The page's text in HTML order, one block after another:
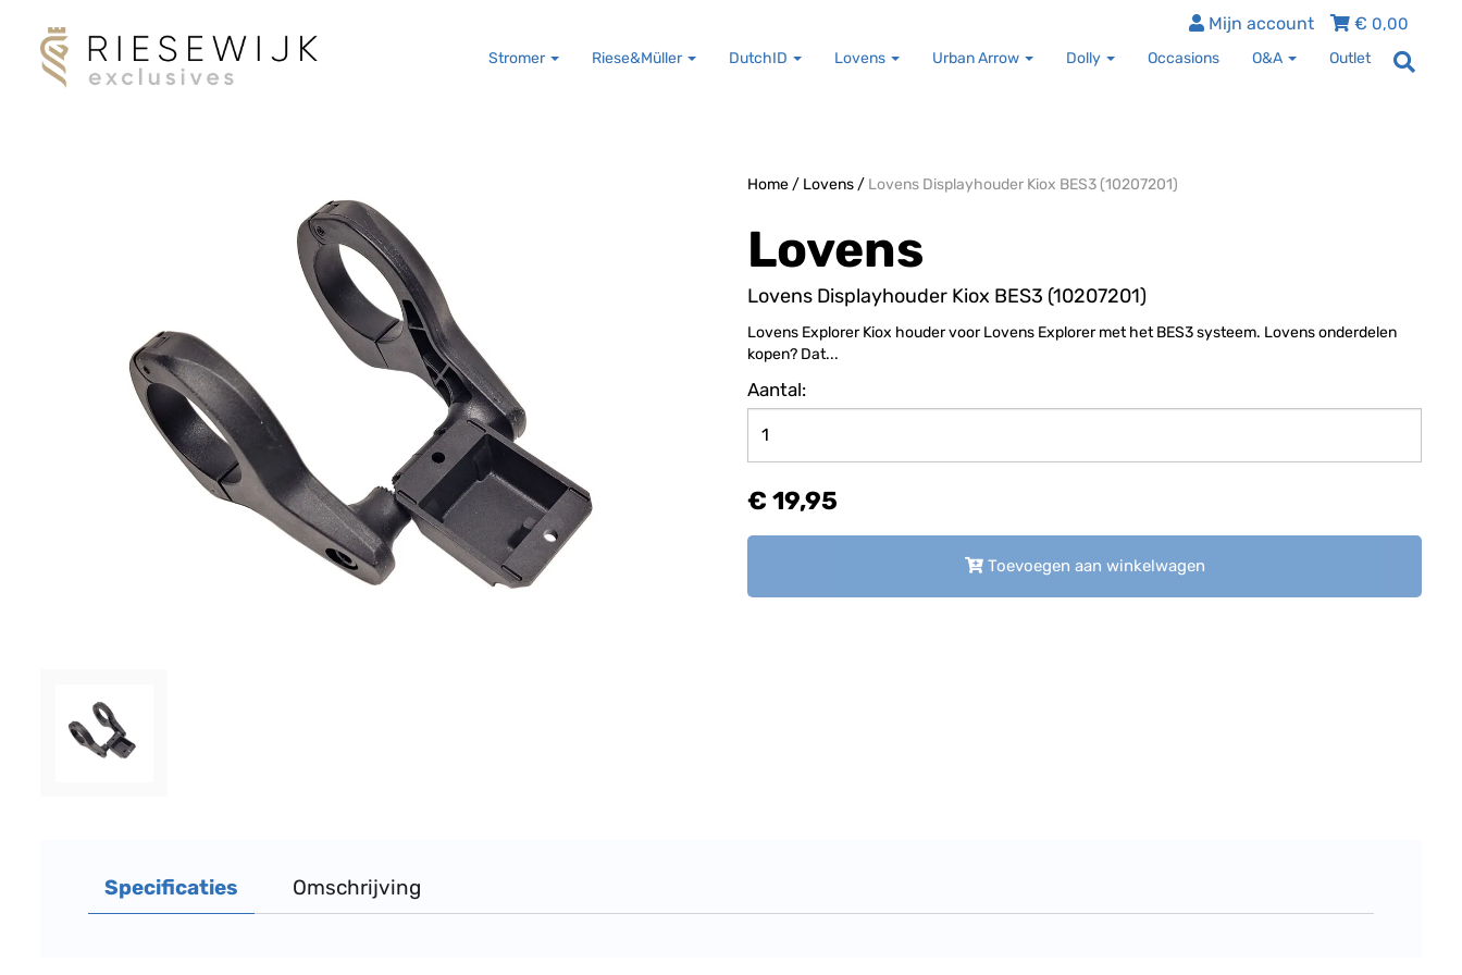
€ 0,00
Mijn account
Stromer Riese&Müller DutchID Lovens Urban Arrow Dolly Occasions O&A Outlet
Home/ Lovens/ Lovens Displayhouder Kiox BES3 (10207201)
Lovens
Lovens Displayhouder Kiox BES3 (10207201)
Lovens Explorer Kiox houder voor Lovens Explorer met het BES3 systeem. Lovens onderdelen
kopen? Dat...
Aantal:
€ 19,95
Toevoegen aan winkelwagen
Specificaties Omschrijving